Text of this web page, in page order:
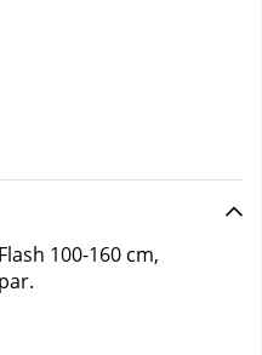
100-160 cm,